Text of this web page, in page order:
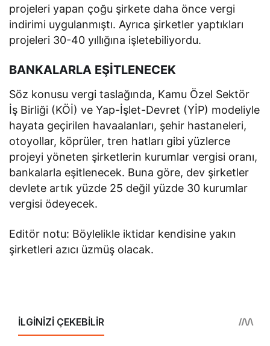
projeleri yapan çoğu şirkete daha önce vergi
indirimi uygulanmıştı. Ayrıca şirketler yaptıkları
projeleri 30-40 yıllığına işletebiliyordu.
BANKALARLA EŞİTLENECEK
Söz konusu vergi taslağında, Kamu Özel Sektör
İş Birliği (KÖİ) ve Yap-İşlet-Devret (YİP) modeliyle
hayata geçirilen havaalanları, şehir hastaneleri,
otoyollar, köprüler, tren hatları gibi yüzlerce
projeyi yöneten şirketlerin kurumlar vergisi oranı,
bankalarla eşitlenecek. Buna göre, dev şirketler
devlete artık yüzde 25 değil yüzde 30 kurumlar
vergisi ödeyecek.
Editör notu: Böylelikle iktidar kendisine yakın
şirketleri azıcı üzmüş olacak.